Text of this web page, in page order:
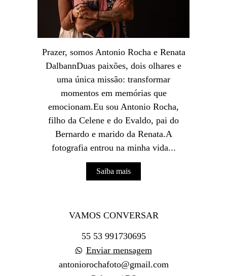
Prazer, somos Antonio Rocha e Renata
DalbannDuas paixões, dois olhares e
uma única missão: transformar
momentos em memórias que
emocionam.Eu sou Antonio Rocha,
filho da Celene e do Evaldo, pai do
Bernardo e marido da Renata.A
fotografia entrou na minha vida...
Saiba mais
VAMOS CONVERSAR
55 53 991730695
Enviar mensagem
antoniorochafoto@gmail.com